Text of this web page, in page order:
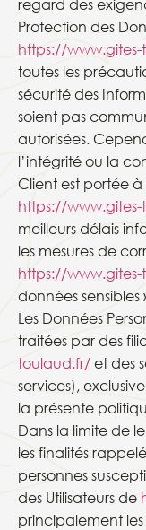
regard des
Protection des
https://
toutes les
sécurité des
soient pas
autorisées.
l’intégrité ou la
Client est portée
https://
meilleurs délais
les mesures de
https://
données sensibles
Les Données
traitées par des
toulaud.fr/ et des
services),
la présente
Dans la limite de
les finalités
personnes
des Utilisateurs de
principalement